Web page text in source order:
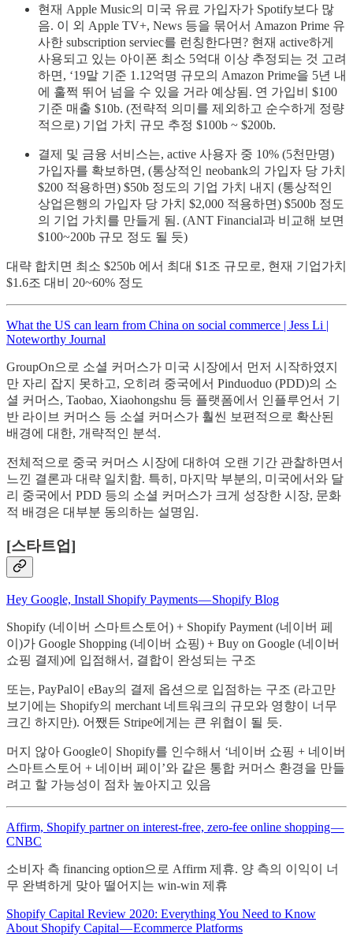
현재 Apple Music의 미국 유료 가입자가 Spotify보다 많
음. 이 외 Apple TV+, News 등을 묶어서 Amazon Prime 유
사한 subscription serviec를 런칭한다면? 현재 active하게
사용되고 있는 아이폰 최소 5억대 이상 추정되는 것 고려
하면, ‘19말 기준 1.12억명 규모의 Amazon Prime을 5년 내
에 훌쩍 뛰어 넘을 수 있을 거라 예상됨. 연 가입비 $100
기준 매출 $10b. (전략적 의미를 제외하고 순수하게 정량
적으로) 기업 가치 규모 추정 $100b ~ $200b.
결제 및 금융 서비스는, active 사용자 중 10% (5천만명)
가입자를 확보하면, (통상적인 neobank의 가입자 당 가치
$200 적용하면) $50b 정도의 기업 가치 내지 (통상적인
상업은행의 가입자 당 가치 $2,000 적용하면) $500b 정도
의 기업 가치를 만들게 됨. (ANT Financial과 비교해 보면
$100~200b 규모 정도 될 듯)
대략 합치면 최소 $250b 에서 최대 $1조 규모로, 현재 기업가치
$1.6조 대비 20~60% 정도
What the US can learn from China on social commerce | Jess Li |
Noteworthy Journal
GroupOn으로 소셜 커머스가 미국 시장에서 먼저 시작하였지
만 자리 잡지 못하고, 오히려 중국에서 Pinduoduo (PDD)의 소
셜 커머스, Taobao, Xiaohongshu 등 플랫폼에서 인플루언서 기
반 라이브 커머스 등 소셜 커머스가 훨씬 보편적으로 확산된
배경에 대한, 개략적인 분석.
전체적으로 중국 커머스 시장에 대하여 오랜 기간 관찰하면서
느낀 결론과 대략 일치함. 특히, 마지막 부분의, 미국에서와 달
리 중국에서 PDD 등의 소셜 커머스가 크게 성장한 시장, 문화
적 배경은 대부분 동의하는 설명임.
[스타트업]
Hey Google, Install Shopify Payments — Shopify Blog
Shopify (네이버 스마트스토어) + Shopify Payment (네이버 페
이)가 Google Shopping (네이버 쇼핑) + Buy on Google (네이버
쇼핑 결제)에 입점해서, 결합이 완성되는 구조
또는, PayPal이 eBay의 결제 옵션으로 입점하는 구조 (라고만
보기에는 Shopify의 merchant 네트워크의 규모와 영향이 너무
크긴 하지만). 어쨌든 Stripe에게는 큰 위협이 될 듯.
머지 않아 Google이 Shopify를 인수해서 ‘네이버 쇼핑 + 네이버
스마트스토어 + 네이버 페이’와 같은 통합 커머스 환경을 만들
려고 할 가능성이 점차 높아지고 있음
Affirm, Shopify partner on interest-free, zero-fee online shopping —
CNBC
소비자 측 financing option으로 Affirm 제휴. 양 측의 이익이 너
무 완벽하게 맞아 떨어지는 win-win 제휴
Shopify Capital Review 2020: Everything You Need to Know
About Shopify Capital — Ecommerce Platforms